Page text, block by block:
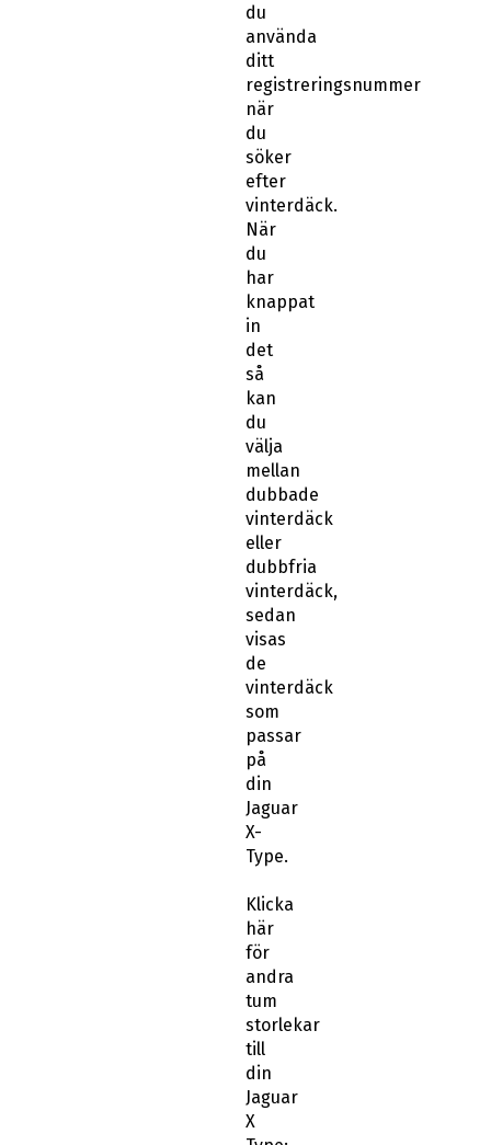
du
använda
ditt
registreringsnummer
när
du
söker
efter
vinterdäck.
När
du
har
knappat
in
det
så
kan
du
välja
mellan
dubbade
vinterdäck
eller
dubbfria
vinterdäck,
sedan
visas
de
vinterdäck
som
passar
på
din
Jaguar
X-
Type.
Klicka
här
för
andra
tum
storlekar
till
din
Jaguar
X